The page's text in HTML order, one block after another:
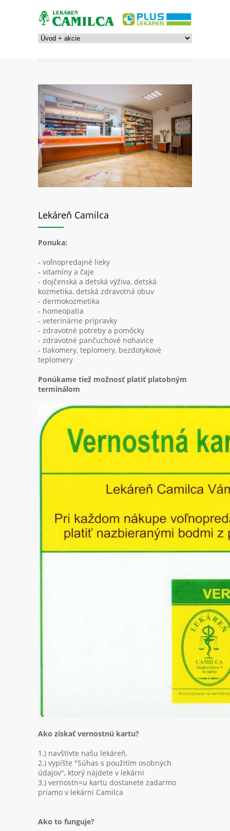
Lekáreň Camilca
Ponuka:
- voľnopredajné lieky
- vitamíny a čaje
- dojčenská a detská výživa, detská
kozmetika, detská zdravotná obuv
- dermokozmetika
- homeopatia
- veterinárne prípravky
- zdravotné potreby a pomôcky
- zdravotné pančuchové nohavice
- tlakomery, teplomery, bezdotykové
teplomery
Ponúkame tiež možnosť platiť platobným
terminálom
Ako získať vernostnú kartu?
1.) navštívte našu lekáreň,
2.) vypíšte "Súhas s použitím osobných
údajov", ktorý nájdete v lekárni
3.) vernostn=u kartu dostanete zadarmo
priamo v lekárni Camilca
Ako to funguje?